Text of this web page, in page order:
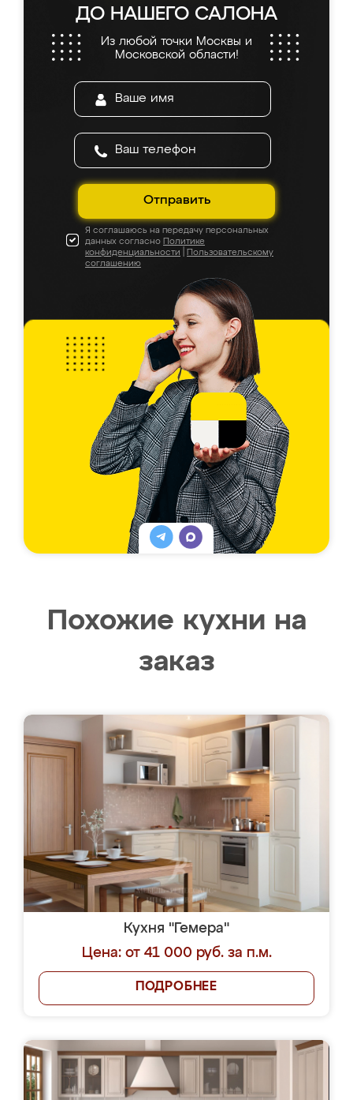
ДО НАШЕГО САЛОНА
Из любой точки Москвы и
Московской области!
Отправить
Я соглашаюсь на передачу персональных
данных согласно Политике
конфиденциальности
Пользовательскому
соглашению
Похожие кухни на
заказ
Кухня "Гемера"
Цена: от 41 000 руб. за п.м.
ПОДРОБНЕЕ